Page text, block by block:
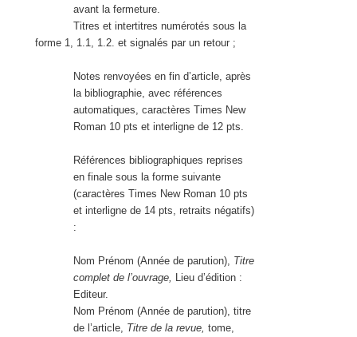
avant la fermeture.
Titres et intertitres numérotés sous la
forme 1, 1.1, 1.2. et signalés par un retour ;
Notes renvoyées en fin d’article, après
la bibliographie, avec références
automatiques, caractères Times New
Roman 10 pts et interligne de 12 pts.
Références bibliographiques reprises
en finale sous la forme suivante
(caractères Times New Roman 10 pts
et interligne de 14 pts, retraits négatifs)
:
Nom Prénom (Année de parution), Titre
complet de l’ouvrage, Lieu d’édition :
Editeur.
Nom Prénom (Année de parution), titre
de l’article, Titre de la revue, tome,